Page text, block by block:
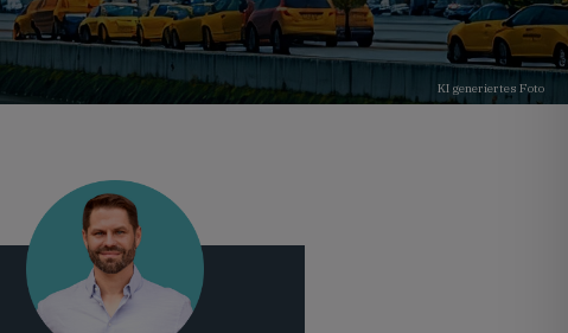
KI generiertes Foto